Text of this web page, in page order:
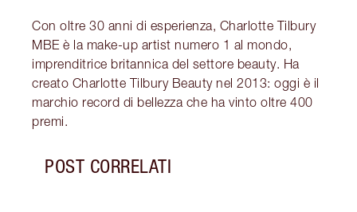
Con oltre 30 anni di esperienza, Charlotte Tilbury
MBE è la make-up artist numero 1 al mondo,
imprenditrice britannica del settore beauty. Ha
creato Charlotte Tilbury Beauty nel 2013: oggi è il
marchio record di bellezza che ha vinto oltre 400
premi.
POST CORRELATI